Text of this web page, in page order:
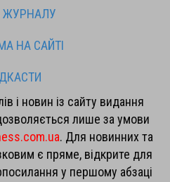
ЖУРНАЛУ
НА САЙТІ
і новин із сайту видання
лише за умови
. Для новинних та
є пряме, відкрите для
у першому абзаці